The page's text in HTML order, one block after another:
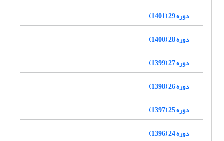
دوره 29 (1401)
دوره 28 (1400)
دوره 27 (1399)
دوره 26 (1398)
دوره 25 (1397)
دوره 24 (1396)